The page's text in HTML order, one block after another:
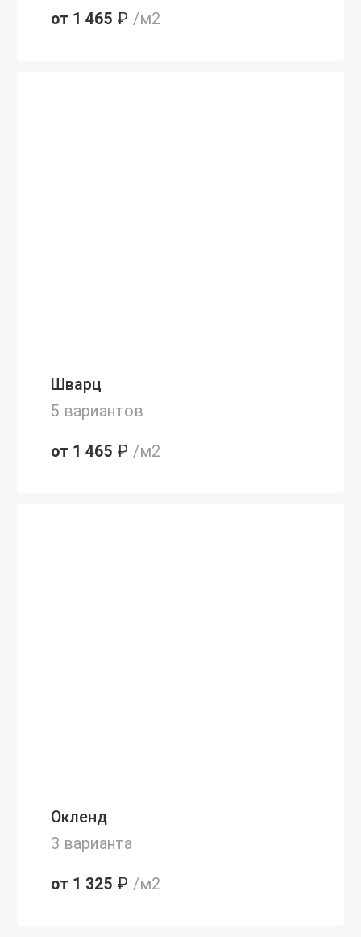
от 1 465 ₽ /м2
Шварц
5 вариантов
от 1 465 ₽ /м2
Окленд
3 варианта
от 1 325 ₽ /м2